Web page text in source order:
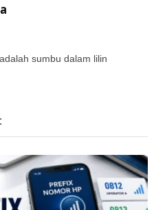
sumbu dalam lilin